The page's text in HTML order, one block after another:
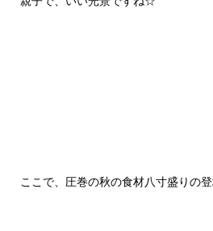
ここで、圧巻の秋の食材八寸盛りの登